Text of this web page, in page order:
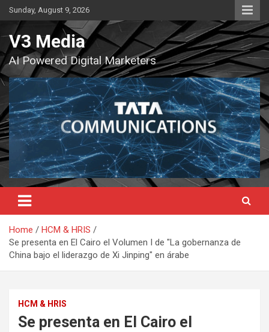
Skip
to
content
Sunday, August 9, 2026
V3 Media
AI Powered Digital Marketers
Home
HCM & HRIS
Se presenta en El Cairo el Volumen I de "La gobernanza de
China bajo el liderazgo de Xi Jinping" en árabe
HCM & HRIS
Se presenta en El Cairo el